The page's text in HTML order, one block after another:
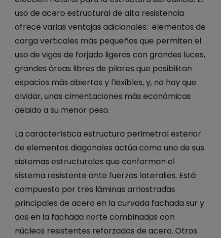
uso de acero estructural de alta resistencia
ofrece varias ventajas adicionales: elementos de
carga verticales más pequeños que permiten el
uso de vigas de forjado ligeras con grandes luces,
grandes áreas libres de pilares que posibilitan
espacios más abiertos y flexibles, y, no hay que
olvidar, unas cimentaciones más económicas
debido a su menor peso.
La característica estructura perimetral exterior
de elementos diagonales actúa como uno de sus
sistemas estructurales que conforman el
sistema resistente ante fuerzas lateralies. Está
compuesto por tres láminas arriostradas
principales de acero en la curvada fachada sur y
dos en la fachada norte combinadas con
núcleos resistentes reforzados de acero. Otros